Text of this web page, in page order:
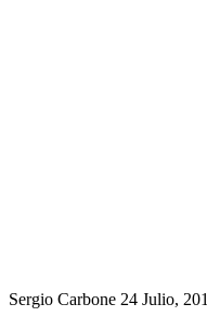
Sergio Carbone 24 Julio,